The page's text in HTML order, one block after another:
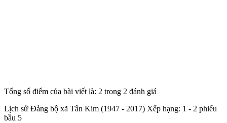
Tổng số điểm của bài viết là: 2 trong 2 đánh giá
Lịch sử Đảng bộ xã Tân Kim (1947 - 2017) Xếp hạng: 1 - 2 phiếu
bầu 5